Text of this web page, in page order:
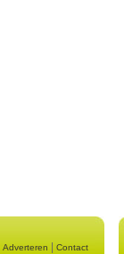
Adverteren Contact